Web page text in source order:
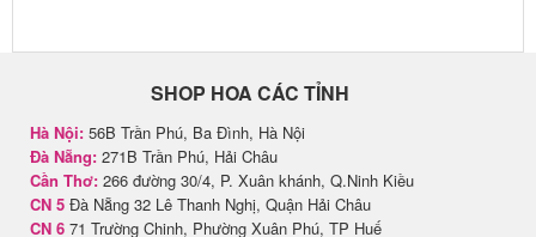
SHOP HOA CÁC TỈNH
Hà Nội: 56B Trần Phú, Ba Đình, Hà Nội
Đà Nẵng: 271B Trần Phú, Hải Châu
Cần Thơ: 266 đường 30/4, P. Xuân khánh, Q.Ninh Kiều
CN 5 Đà Nẵng 32 Lê Thanh Nghị, Quận Hải Châu
CN 6 71 Trường Chinh, Phường Xuân Phú, TP Huế